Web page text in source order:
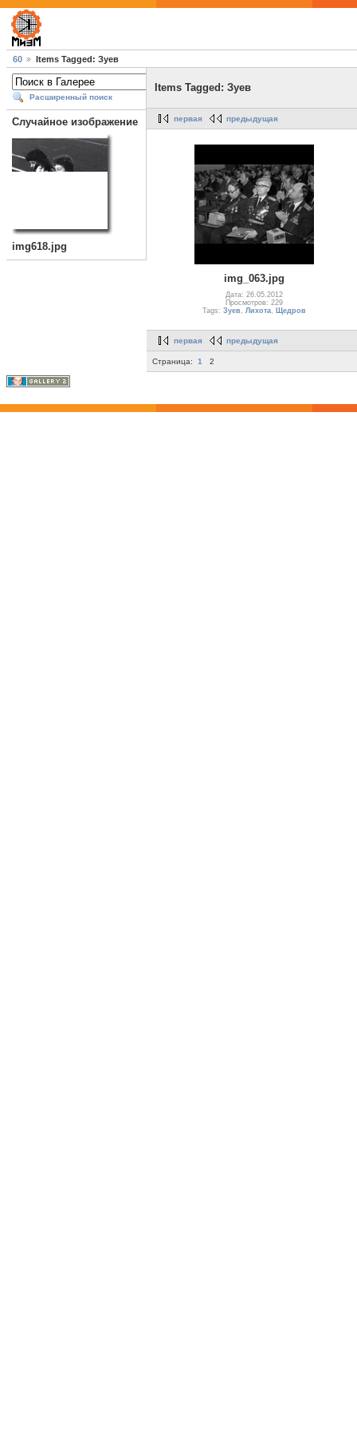
60 Items Tagged: Зуев
Расширенный поиск
Случайное изображение
img618.jpg
Items Tagged: Зуев
первая предыдущая
img_063.jpg
Дата: 26.05.2012
Просмотров: 229
Tags: Зуев Лихота Щедров
первая предыдущая
Страница: 1 2